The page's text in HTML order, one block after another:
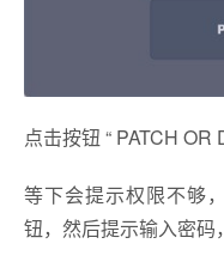
点击按钮 “ PATCH OR
等下会提示权限不够
钮，然后提示输入密码